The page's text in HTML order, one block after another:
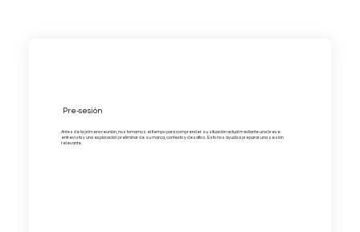
Pre-sesión
Antes de la primera reunión, nos tomamos el tiempo para comprender su situación actual mediante una breve
entrevista y una exploración preliminar de su marca, contexto y desafíos. Esto nos ayuda a preparar una sesión
relevante.